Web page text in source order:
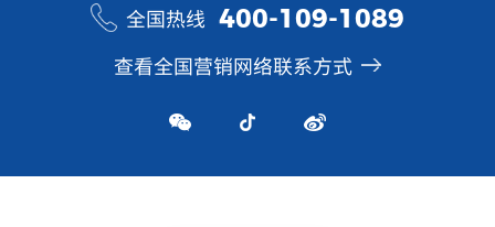
全国热线 400-109-1089
查看全国营销网络联系方式